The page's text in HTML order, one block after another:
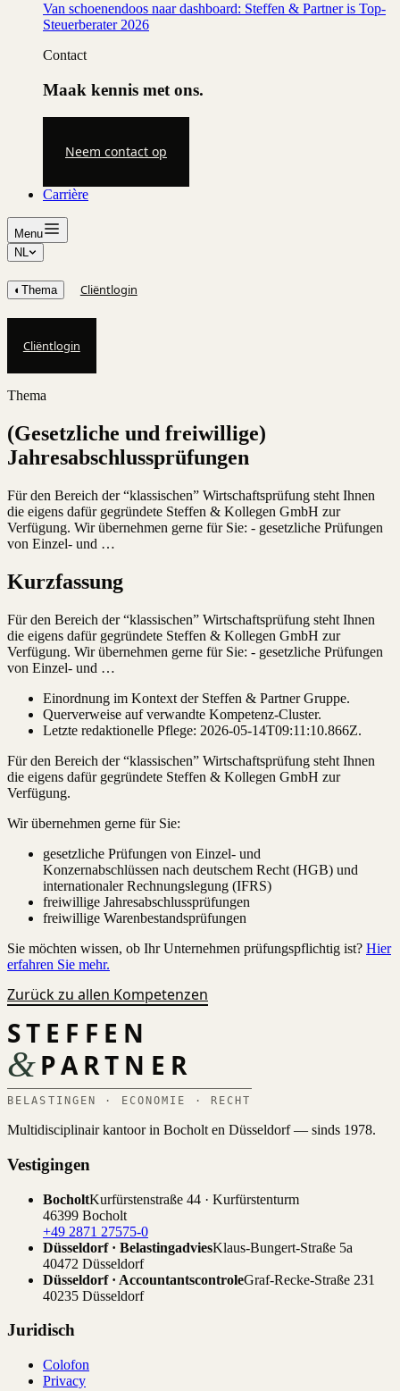
Van schoenendoos naar dashboard: Steffen & Partner is Top-
Steuerberater 2026
Contact
Maak kennis met ons.
Neem contact op
Carrière
Menu
NL
◐ Thema Cliëntlogin
Cliëntlogin
Thema
(Gesetzliche und freiwillige)
Jahresabschlussprüfungen
Für den Bereich der “klassischen” Wirtschaftsprüfung steht Ihnen
die eigens dafür gegründete Steffen & Kollegen GmbH zur
Verfügung. Wir übernehmen gerne für Sie: - gesetzliche Prüfungen
von Einzel- und …
Kurzfassung
Für den Bereich der “klassischen” Wirtschaftsprüfung steht Ihnen
die eigens dafür gegründete Steffen & Kollegen GmbH zur
Verfügung. Wir übernehmen gerne für Sie: - gesetzliche Prüfungen
von Einzel- und …
Einordnung im Kontext der Steffen & Partner Gruppe.
Querverweise auf verwandte Kompetenz-Cluster.
Letzte redaktionelle Pflege: 2026-05-14T09:11:10.866Z.
Für den Bereich der “klassischen” Wirtschaftsprüfung steht Ihnen
die eigens dafür gegründete Steffen & Kollegen GmbH zur
Verfügung.
Wir übernehmen gerne für Sie:
gesetzliche Prüfungen von Einzel- und
Konzernabschlüssen nach deutschem Recht (HGB) und
internationaler Rechnungslegung (IFRS)
freiwillige Jahresabschlussprüfungen
freiwillige Warenbestandsprüfungen
Sie möchten wissen, ob Ihr Unternehmen prüfungspflichtig ist? Hier
erfahren Sie mehr.
Zurück zu allen Kompetenzen
STEFFEN
&PARTNER
BELASTINGEN · ECONOMIE · RECHT
Multidisciplinair kantoor in Bocholt en Düsseldorf — sinds 1978.
Vestigingen
BocholtKurfürstenstraße 44 · Kurfürstenturm
46399 Bocholt
+49 2871 27575-0
Düsseldorf · BelastingadviesKlaus-Bungert-Straße 5a
40472 Düsseldorf
Düsseldorf · AccountantscontroleGraf-Recke-Straße 231
40235 Düsseldorf
Juridisch
Colofon
Privacy